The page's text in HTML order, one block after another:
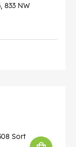
833 NW
Sort